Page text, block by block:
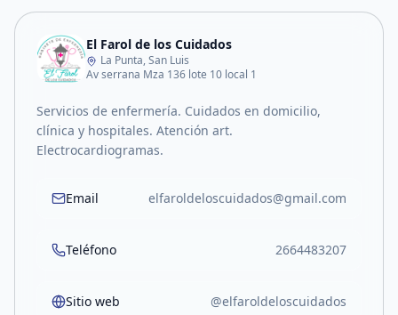
El Farol de los Cuidados
La Punta, San Luis
Av serrana Mza 136 lote 10 local 1
Servicios de enfermería. Cuidados en domicilio,
clínica y hospitales. Atención art.
Electrocardiogramas.
Email elfaroldeloscuidados@gmail.com
Teléfono 2664483207
Sitio web @elfaroldeloscuidados